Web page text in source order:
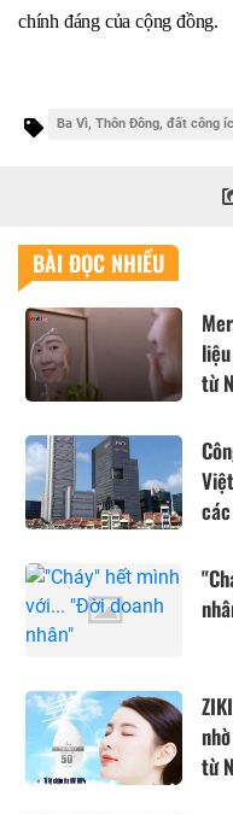
chính đáng của cộng đồng.
Ba Vì, Thôn Đông, đất công
BÀI ĐỌC NHIỀU
từ
từ